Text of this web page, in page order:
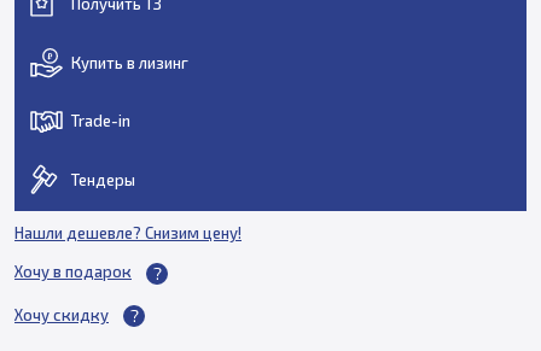
Купить в лизинг
Trade-in
Тендеры
Нашли дешевле? Снизим цену!
Хочу в подарок
Хочу скидку